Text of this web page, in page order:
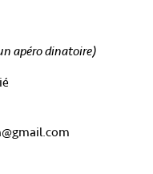
apéro dinatoire)